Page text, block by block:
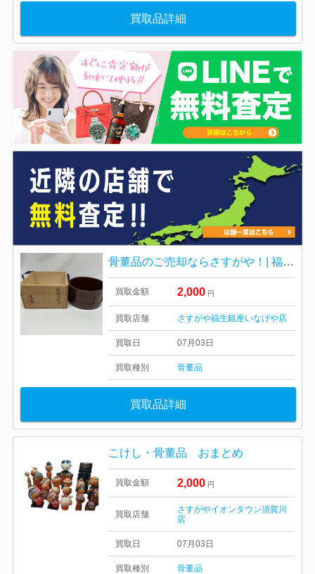
買取品詳細
骨董品のご売却ならさすがや！| 福生市南田園| 茶道具 桶型建水
買取金額 2,000 円
買取店舗 さすがや福生銀座いなげや店
買取日 07月03日
買取種別 骨董品
買取品詳細
こけし・骨董品 おまとめ
買取金額 2,000 円
買取店舗
さすがやイオンタウン須賀川
店
買取日 07月03日
買取種別 骨董品